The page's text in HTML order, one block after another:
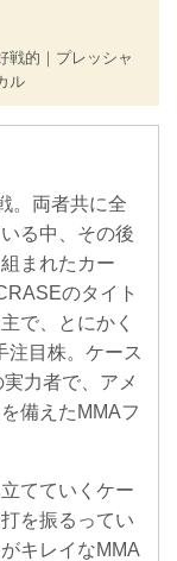
戦的｜プレッシャ
ル
。両者共に全
る中、その後
まれたカー
のタイト
で、とにかく
注目株。ケース
力者で、アメ
備えたMMAフ
てていくケー
を振るってい
キレイなMMA